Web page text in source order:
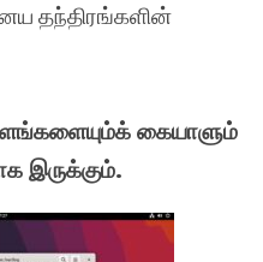
தந்திரங்களின்
கையாளும்
இருக்கும்.